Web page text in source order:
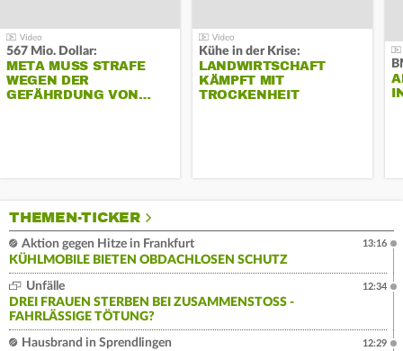
567 Mio. Dollar:
META MUSS STRAFE
WEGEN DER
GEFÄHRDUNG VON…
Kühe in der Krise:
LANDWIRTSCHAFT
KÄMPFT MIT
TROCKENHEIT
THEMEN-TICKER
Aktion gegen Hitze in Frankfurt
KÜHLMOBILE BIETEN OBDACHLOSEN SCHUTZ
13:16
Unfälle
DREI FRAUEN STERBEN BEI ZUSAMMENSTOSS - F
AHRLÄSSIGE TÖTUNG?
12:34
Hausbrand in Sprendlingen
12:29